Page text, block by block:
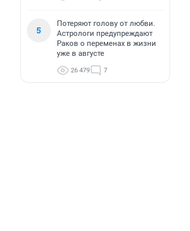
5
Потеряют голову от любви.
Астрологи предупреждают
Раков о переменах в жизни
уже в августе
26 479 7